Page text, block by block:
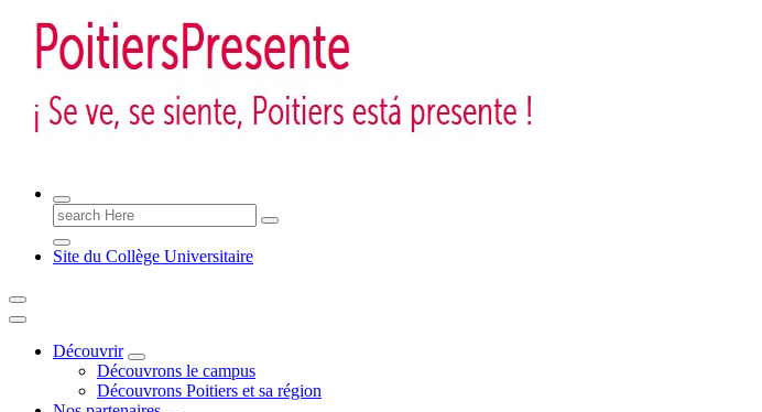
Poitiers presente !
Search
for:
Site du Collège Universitaire
Découvrir
Découvrons le campus
Découvrons Poitiers et sa région